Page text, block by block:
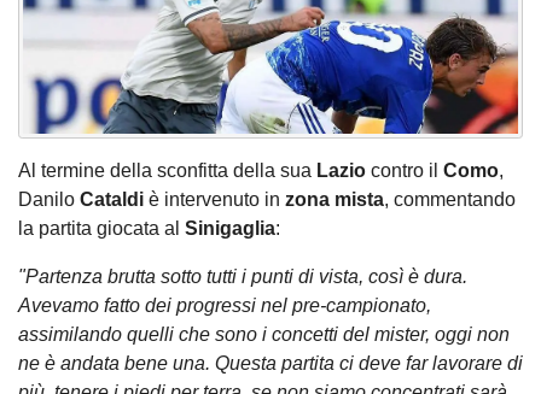
Al termine della sconfitta della sua Lazio contro il Como,
Danilo Cataldi è intervenuto in zona mista, commentando
la partita giocata al Sinigaglia:
"Partenza brutta sotto tutti i punti di vista, così è dura.
Avevamo fatto dei progressi nel pre-campionato,
assimilando quelli che sono i concetti del mister, oggi non
ne è andata bene una. Questa partita ci deve far lavorare di